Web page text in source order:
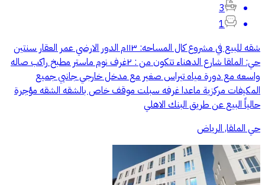
3
1
شقه للبيع في مشروع كال المساحه: ١١٣م الدور الارضي عمر العقار سنتين
حي: الملقا شارع الدهناء تتكون من : ٢غرف نوم ماستر مطبخ راكب صاله
واسعه مع دورة مياه تيراس صغير مع مدخل خارجي جانبي جميع
المكيفات مركزية ماعدا غرفه سبلت موقف خاص بالشقه الشقه مؤجرة
حالياً البيع عن طريق البنك الاهلي
حي الملقا, الرياض